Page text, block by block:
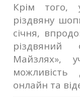
Крім того,
різдвяну
січня,
різдвяний
Майзлях»,
онлайн та